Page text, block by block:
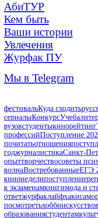
АбиТУР
Кем быть
Ваши истории
Увлечения
Журфак ПУ
Мы в Telegram
фестивальКуда сходить
сериалыКонкурсУчеба
вузовстудентыкинорейтинг
профессийПоступление
почитатьотношения
годжурналистикаСанкт-
опыттворчествосоветы
волнаВостребованныеЕГЭ
кинонеделипоступление
к экзаменамкнигимода и
ответжурфаклайфхаки
посмотретьхоббиискусство
образованиястудентам